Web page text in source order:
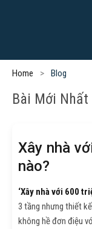
Home Blog
Bài Mới Nhất
Xây nhà
nào?
‘Xây nhà với 600
3 tầng nhưng thiết
không hề đơn điệu